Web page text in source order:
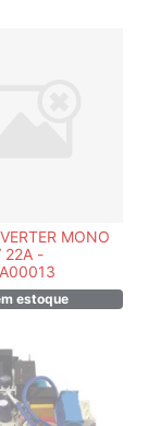
MONO
22A -
estoque